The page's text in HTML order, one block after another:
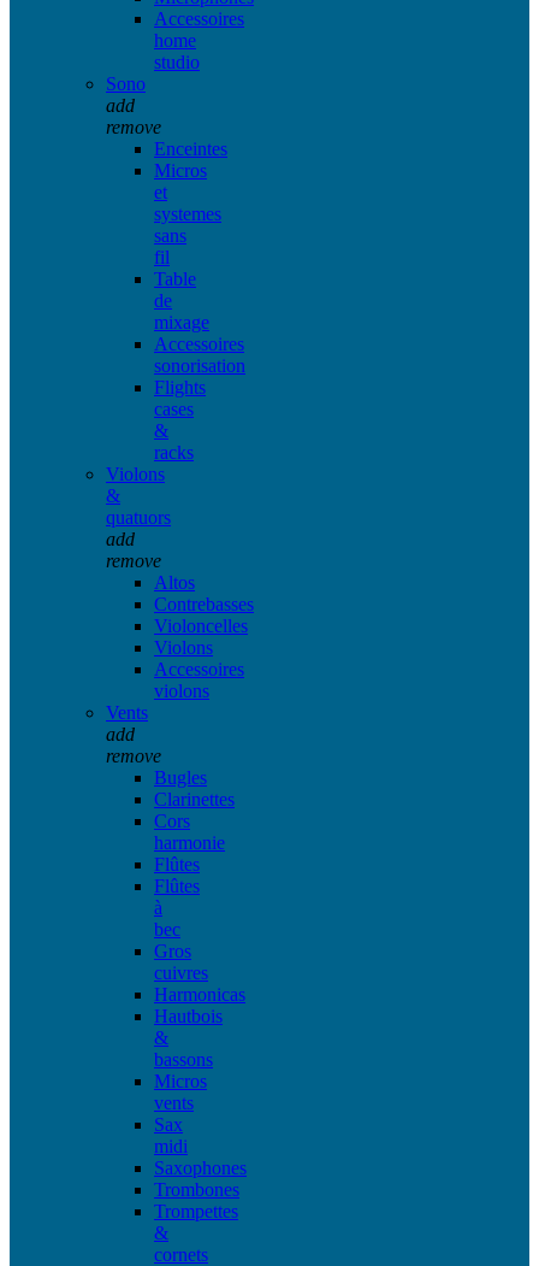
Accessoires
home
studio
Sono
add
remove
Enceintes
Micros
et
systemes
sans
fil
Table
de
mixage
Accessoires
sonorisation
Flights
cases
&
racks
Violons
&
quatuors
add
remove
Altos
Contrebasses
Violoncelles
Violons
Accessoires
violons
Vents
add
remove
Bugles
Clarinettes
Cors
harmonie
Flûtes
Flûtes
à
bec
Gros
cuivres
Harmonicas
Hautbois
&
bassons
Micros
vents
Sax
midi
Saxophones
Trombones
Trompettes
&
cornets